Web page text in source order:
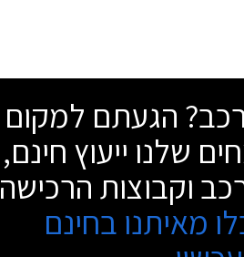
רכב? הגעתם למקום
שלנו ייעוץ חינם,
וקבוצות הרכישה
מאיתנו בחינם